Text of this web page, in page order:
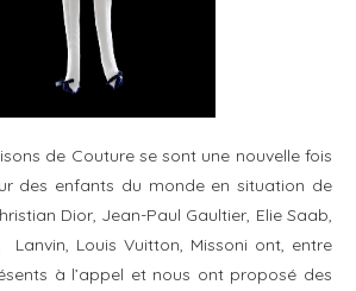
de Couture se sont une nouvelle fois
des enfants du monde en situation de
Dior, Jean-Paul Gaultier, Elie Saab,
Lanvin, Louis Vuitton, Missoni ont, entre
à l’appel et nous ont proposé des